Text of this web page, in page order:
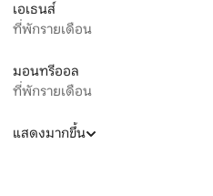
เอเธนส์
ที่พักรายเดือน
มอนทรีออล
ที่พักรายเดือน
แสดงมากขึ้น